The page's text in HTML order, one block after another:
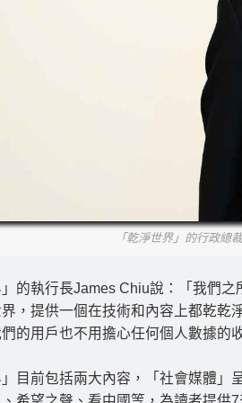
「乾淨世界」的行政總
」的執行長James Chiu說：「我們
，提供一個在技術和內容上都乾乾
們的用戶也不用擔心任何個人數據的
」目前包括兩大內容，「社會媒體